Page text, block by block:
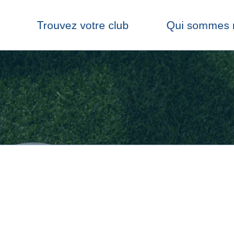
Trouvez votre club Qui sommes